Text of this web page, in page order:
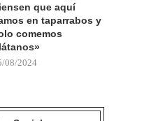
que aquí
en taparrabos y
comemos
08/2024